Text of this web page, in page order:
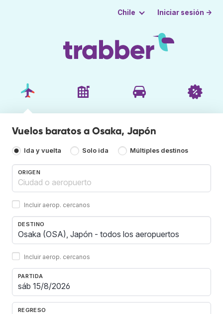
Chile Iniciar sesión →
Vuelos baratos a Osaka, Japón
Ida y vuelta Solo ida Múltiples destinos
ORIGEN
Incluir aerop. cercanos
DESTINO
Incluir aerop. cercanos
PARTIDA
REGRESO